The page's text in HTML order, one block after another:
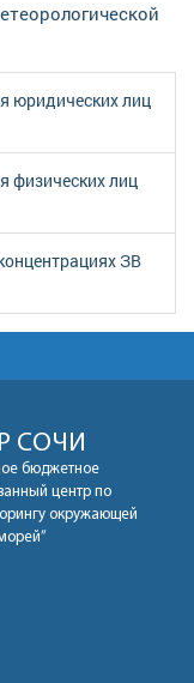
юридических лиц
физических лиц
ЗВ
СОЧИ
бюджетное
центр по
окружающей